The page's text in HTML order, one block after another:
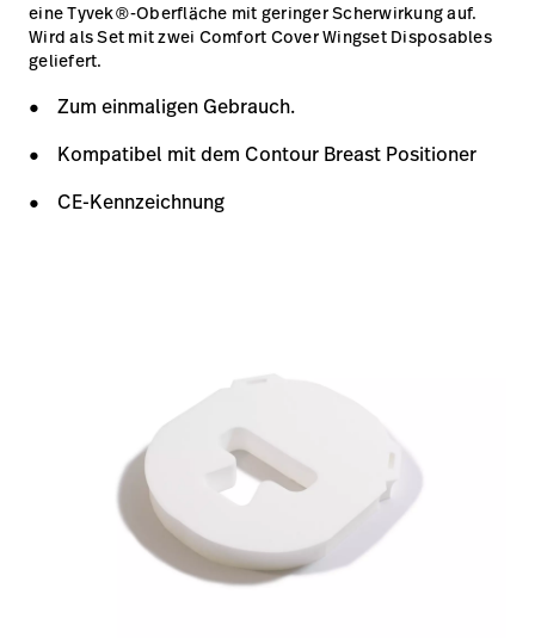
eine Tyvek®-Oberfläche mit geringer Scherwirkung auf.
Wird als Set mit zwei Comfort Cover Wingset Disposables
geliefert.
Zum einmaligen Gebrauch.
Kompatibel mit dem Contour Breast Positioner
CE-Kennzeichnung